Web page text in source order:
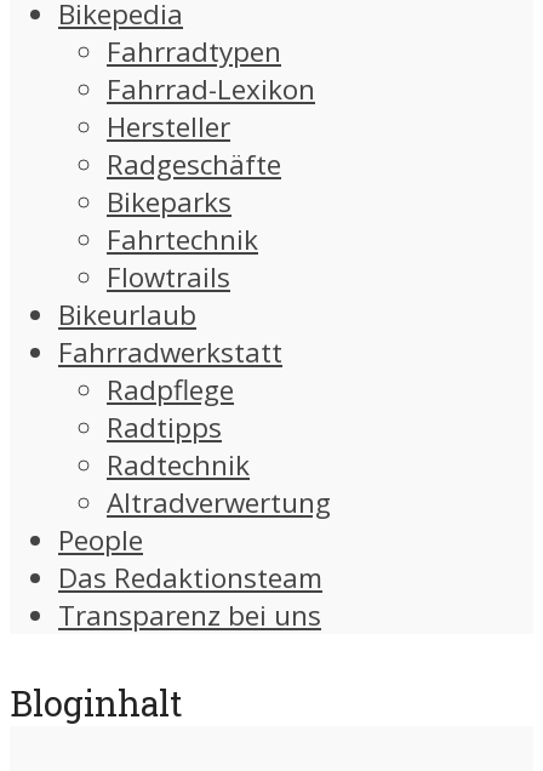
Bikepedia
Fahrradtypen
Fahrrad-Lexikon
Hersteller
Radgeschäfte
Bikeparks
Fahrtechnik
Flowtrails
Bikeurlaub
Fahrradwerkstatt
Radpflege
Radtipps
Radtechnik
Altradverwertung
People
Das Redaktionsteam
Transparenz bei uns
Bloginhalt